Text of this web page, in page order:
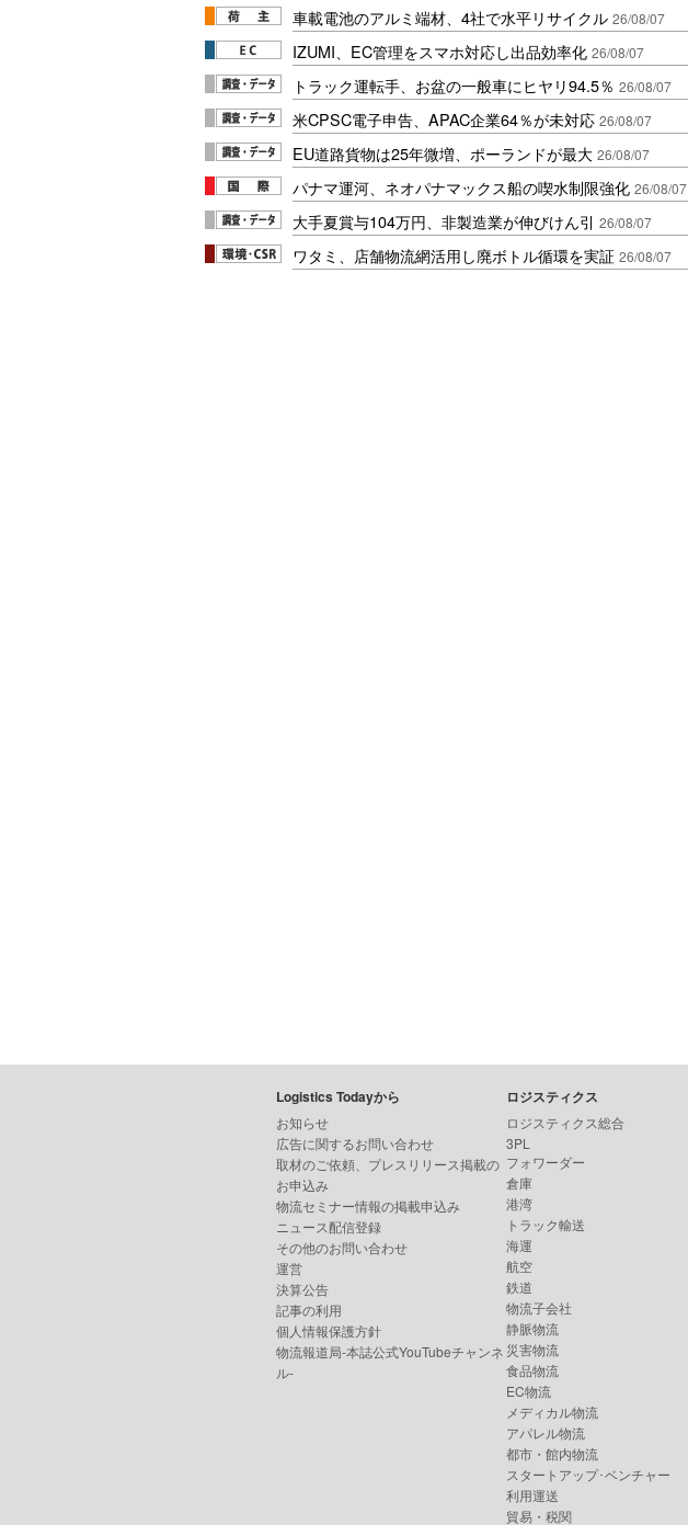
車載電池のアルミ端材、4社で水平リサイクル 26/08/07
IZUMI、EC管理をスマホ対応し出品効率化 26/08/07
トラック運転手、お盆の一般車にヒヤリ94.5％ 26/08/07
米CPSC電子申告、APAC企業64％が未対応 26/08/07
EU道路貨物は25年微増、ポーランドが最大 26/08/07
パナマ運河、ネオパナマックス船の喫水制限強化 26/08/07
大手夏賞与104万円、非製造業が伸びけん引 26/08/07
ワタミ、店舗物流網活用し廃ボトル循環を実証 26/08/07
Logistics Todayから
お知らせ
広告に関するお問い合わせ
取材のご依頼、プレスリリース掲載の
お申込み
物流セミナー情報の掲載申込み
ニュース配信登録
その他のお問い合わせ
運営
決算公告
記事の利用
個人情報保護方針
物流報道局-本誌公式YouTubeチャンネ
ル-
ロジスティクス
ロジスティクス総合
3PL
フォワーダー
倉庫
港湾
トラック輸送
海運
航空
鉄道
物流子会社
静脈物流
災害物流
食品物流
EC物流
メディカル物流
アパレル物流
都市・館内物流
スタートアップ･ベンチャー
利用運送
貿易・税関